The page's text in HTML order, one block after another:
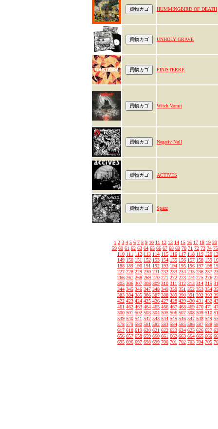
HUMMINGBIRD OF DEATH
UNHOLY GRAVE
FINISTERRE
Witch Vomit
Negativ Null
ACTIVES
Spazz
1 2 3 4 5 6 7 8 9 10 11 12 13 14 15 16 17 18 19 20
59 60 61 62 63 64 65 66 67 68 69 70 71 72 73 74 75
110 111 112 113 114 115 116 117 118 119 120
149 150 151 152 153 154 155 156 157 158 159
188 189 190 191 192 193 194 195 196 197 198
227 228 229 230 231 232 233 234 235 236 237
266 267 268 269 270 271 272 273 274 275 276
305 306 307 308 309 310 311 312 313 314 315
344 345 346 347 348 349 350 351 352 353 354
383 384 385 386 387 388 389 390 391 392 393
422 423 424 425 426 427 428 429 430 431 432
461 462 463 464 465 466 467 468 469 470 471
500 501 502 503 504 505 506 507 508 509 510
539 540 541 542 543 544 545 546 547 548 549
578 579 580 581 582 583 584 585 586 587 588
617 618 619 620 621 622 623 624 625 626 627
656 657 658 659 660 661 662 663 664 665 666
695 696 697 698 699 700 701 702 703 704 705